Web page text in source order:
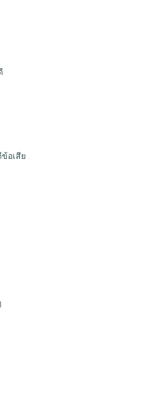
อเสีย